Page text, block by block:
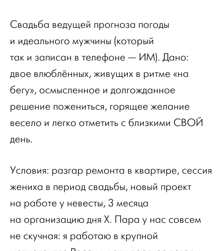
Свадьба ведущей прогноза погоды
и идеального мужчины (который
так и записан в телефоне — ИМ). Дано:
двое влюблённых, живущих в ритме «на
бегу», осмысленное и долгожданное
решение пожениться, горящее желание
весело и легко отметить с близкими СВОЙ
день.
Условия: разгар ремонта в квартире, сессия
жениха в период свадьбы, новый проект
на работе у невесты, 3 месяца
на организацию дня Х. Пара у нас совсем
не скучная: я работаю в крупной